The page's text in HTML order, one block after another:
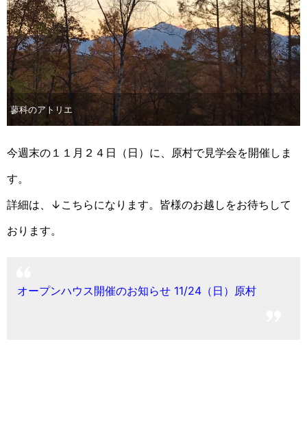
蓼科のアトリエ
今週末の１１月２４日（日）に、原村で見学会を開催しま
す。
詳細は、↓こちらになります。皆様のお越しをお待ちして
おります。
オープンハウス開催のお知らせ 11/24（日）原村